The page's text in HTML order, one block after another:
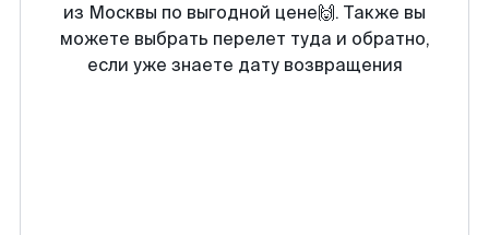
из Москвы по выгодной цене🙌. Также вы
можете выбрать перелет туда и обратно,
если уже знаете дату возвращения